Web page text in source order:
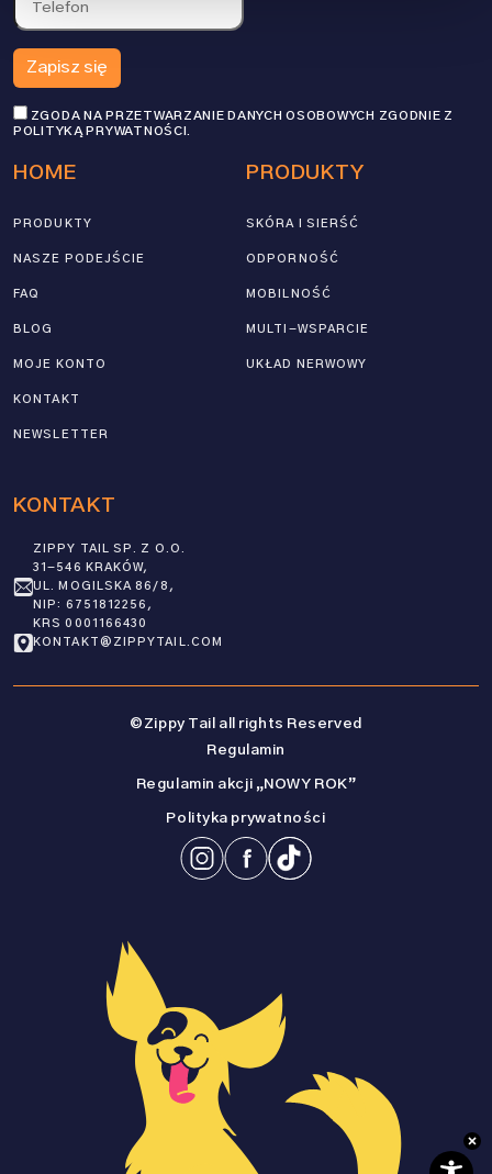
HOME
PRODUKTY
NASZE PODEJŚCIE
FAQ
BLOG
MOJE KONTO
KONTAKT
NEWSLETTER
PRODUKTY
SKÓRA I SIERŚĆ
ODPORNOŚĆ
MOBILNOŚĆ
MULTI-WSPARCIE
UKŁAD NERWOWY
KONTAKT
ZIPPY TAIL SP. Z O.O.
31-546 KRAKÓW,
UL. MOGILSKA 86/8,
NIP: 6751812256,
KRS 0001166430
KONTAKT@ZIPPYTAIL.COM
ZGODA NA PRZETWARZANIE DANYCH OSOBOWYCH ZGODNIE Z
POLITYKĄ PRYWATNOŚCI
©Zippy Tail all rights Reserved
Regulamin
Regulamin akcji „NOWY ROK”
Polityka prywatności